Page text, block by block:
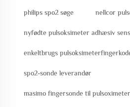
philips spo2 søge nellcor
nyfødte pulsoksimeter adhæsiv
enkeltbrugs
spo2-sonde leverandør
masimo fingersonde til pulsoximeter